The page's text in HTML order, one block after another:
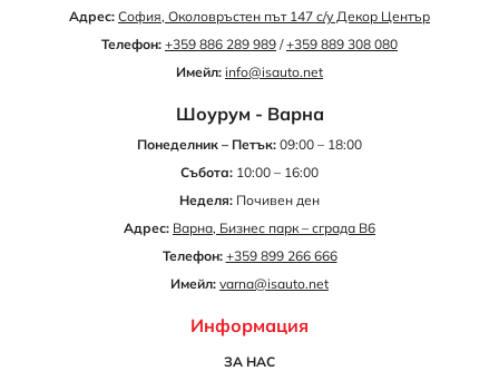
Адрес: София, Околовръстен път 147 с/у Декор Център
Телефон: +359 886 289 989 /+359 889 308 080
Имейл: info@isauto.net
Шоурум - Варна
Понеделник – Петък: 09:00 – 18:00
Събота: 10:00 – 16:00
Неделя: Почивен ден
Адрес: Варна, Бизнес парк – сграда B6
Телефон: +359 899 266 666
Имейл: varna@isauto.net
Информация
ЗА НАС